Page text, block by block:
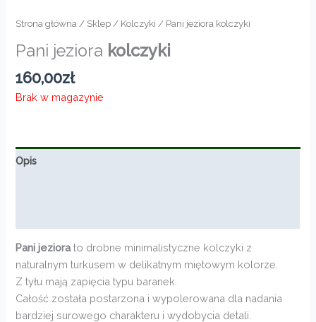
Strona główna / Sklep / Kolczyki / Pani jeziora kolczyki
Pani jeziora kolczyki
160,00zł
Brak w magazynie
Opis
Pani jeziorato drobne minimalistyczne kolczyki z
naturalnym turkusem w delikatnym miętowym kolorze.
Z tyłu mają zapięcia typu baranek.
Całość została postarzona i wypolerowana dla nadania
bardziej surowego charakteru i wydobycia detali.